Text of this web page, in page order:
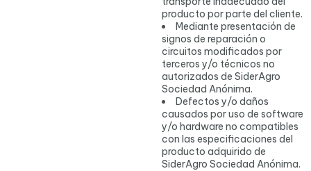
producto por parte del cliente.
Mediante presentación de
signos de reparación o
circuitos modificados por
terceros y/o técnicos no
autorizados de SiderAgro
Sociedad Anónima.
Defectos y/o daños
causados por uso de software
y/o hardware no compatibles
con las especificaciones del
producto adquirido de
SiderAgro Sociedad Anónima.